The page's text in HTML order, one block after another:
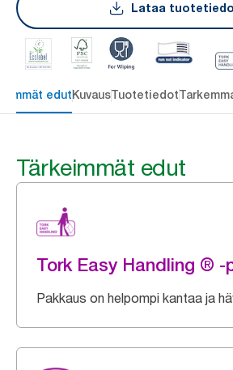
Lataa
edutKuvausTuotetiedot
Tärkeimmät edut
Tork Easy Handling ® -
Pakkaus on helpompi kantaa ja